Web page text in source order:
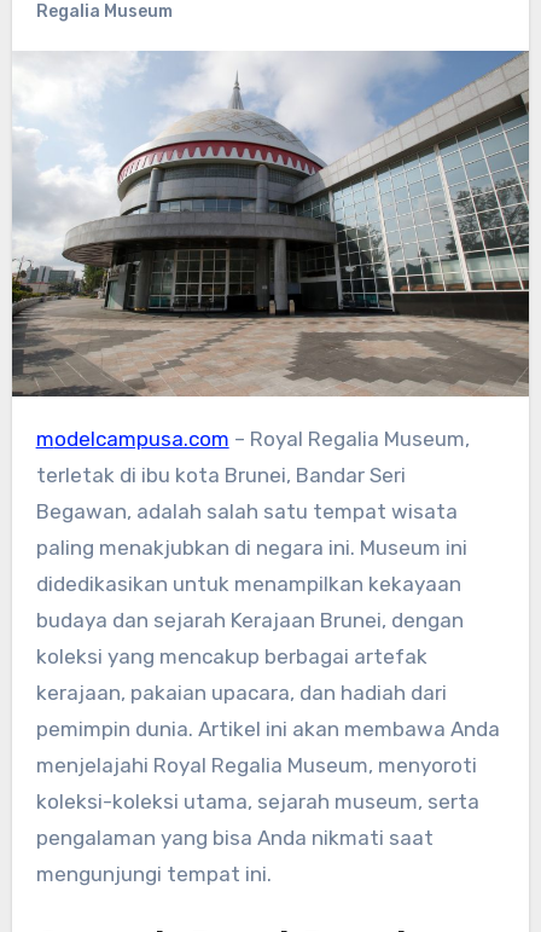
Regalia Museum
modelcampusa.com – Royal Regalia Museum,
terletak di ibu kota Brunei, Bandar Seri
Begawan, adalah salah satu tempat wisata
paling menakjubkan di negara ini. Museum ini
didedikasikan untuk menampilkan kekayaan
budaya dan sejarah Kerajaan Brunei, dengan
koleksi yang mencakup berbagai artefak
kerajaan, pakaian upacara, dan hadiah dari
pemimpin dunia. Artikel ini akan membawa Anda
menjelajahi Royal Regalia Museum, menyoroti
koleksi-koleksi utama, sejarah museum, serta
pengalaman yang bisa Anda nikmati saat
mengunjungi tempat ini.